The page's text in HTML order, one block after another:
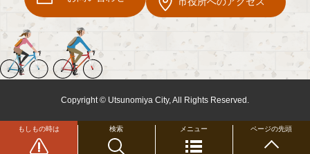
検索
もしもの時は メニュー ページの先頭
Copyright © Utsunomiya City, All Rights Reserved.